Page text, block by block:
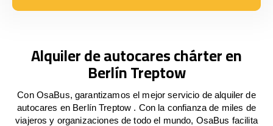
Alquiler de autocares chárter en
Berlín Treptow
Con OsaBus, garantizamos el mejor servicio de alquiler de
autocares en Berlín Treptow . Con la confianza de miles de
viajeros y organizaciones de todo el mundo, OsaBus facilita